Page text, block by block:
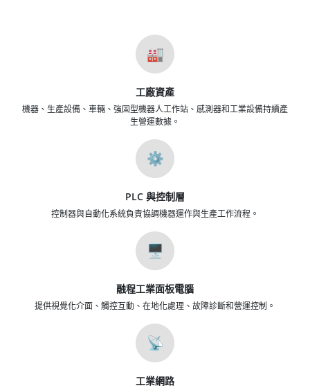
🏭
工廠資產
機器、生產設備、車輛、強固型機器人工作站、感測器和工業設備持續產
生營運數據。
⚙️
PLC 與控制層
控制器與自動化系統負責協調機器運作與生產工作流程。
🖥️
融程工業面板電腦
提供視覺化介面、觸控互動、在地化處理、故障診斷和營運控制。
📡
工業網路